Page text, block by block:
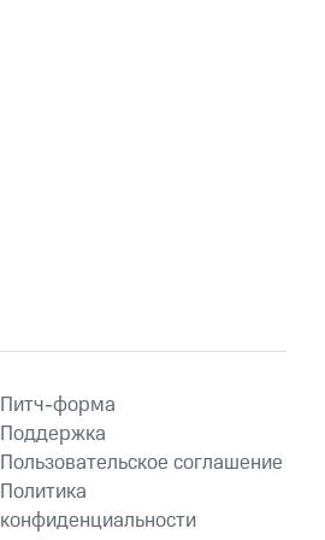
Питч-форма
Поддержка
Пользовательское соглашение
Политика
конфиденциальности